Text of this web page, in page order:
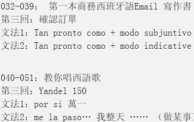
032-039： 第一本商務西班牙語Email 寫作書
第三回：確認訂單
文法1：Tan pronto como + modo subjuntivo
文法2：Tan pronto como + modo indicative
040-051：教你唱西語歌
第三回：Yandel 150
文法1：por si 萬一
文法2：me la paso… 我整天 …… （做某事